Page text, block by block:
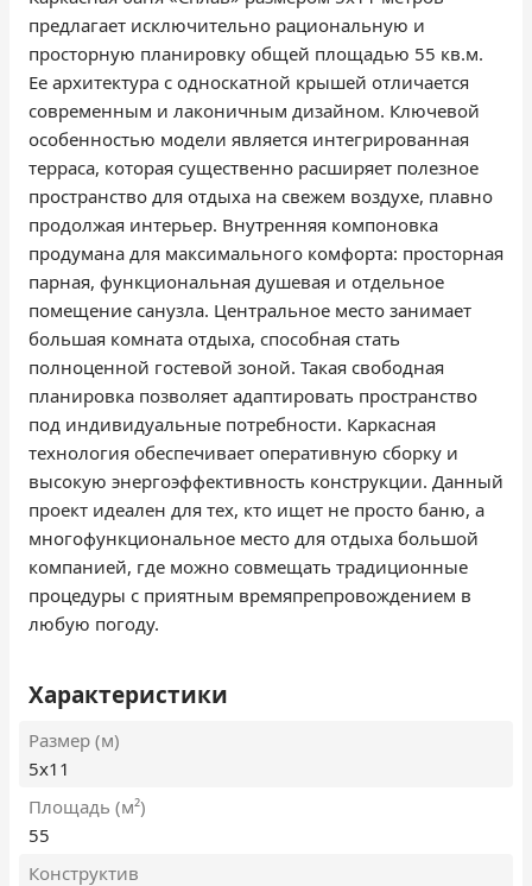
предлагает исключительно рациональную и
просторную планировку общей площадью 55 кв.м.
Ее архитектура с односкатной крышей отличается
современным и лаконичным дизайном. Ключевой
особенностью модели является интегрированная
терраса, которая существенно расширяет полезное
пространство для отдыха на свежем воздухе, плавно
продолжая интерьер. Внутренняя компоновка
продумана для максимального комфорта: просторная
парная, функциональная душевая и отдельное
помещение санузла. Центральное место занимает
большая комната отдыха, способная стать
полноценной гостевой зоной. Такая свободная
планировка позволяет адаптировать пространство
под индивидуальные потребности. Каркасная
технология обеспечивает оперативную сборку и
высокую энергоэффективность конструкции. Данный
проект идеален для тех, кто ищет не просто баню, а
многофункциональное место для отдыха большой
компанией, где можно совмещать традиционные
процедуры с приятным времяпрепровождением в
любую погоду.
Характеристики
Размер (м)
5х11
Площадь (м²)
55
Конструктив